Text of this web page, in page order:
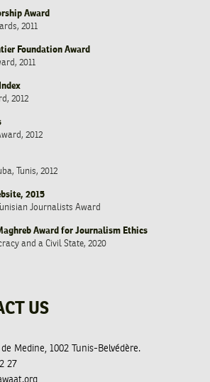
Award
2011
Foundation Award
2011
2012
2012
Tunis, 2012
2015
Journalists Award
Award for Journalism Ethics
and a Civil State, 2020
US
Medine, 1002 Tunis-Belvédère.
27